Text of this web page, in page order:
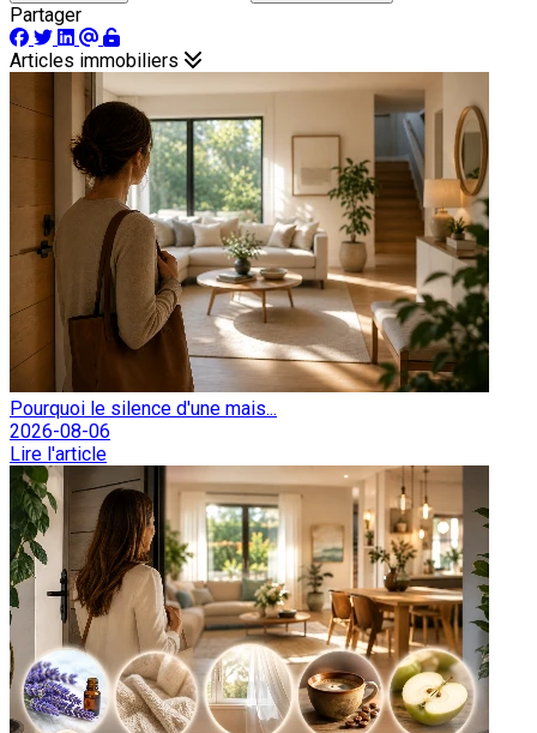
Partager
Articles immobiliers
Pourquoi le silence d'une mais...
2026-08-06
Lire l'article